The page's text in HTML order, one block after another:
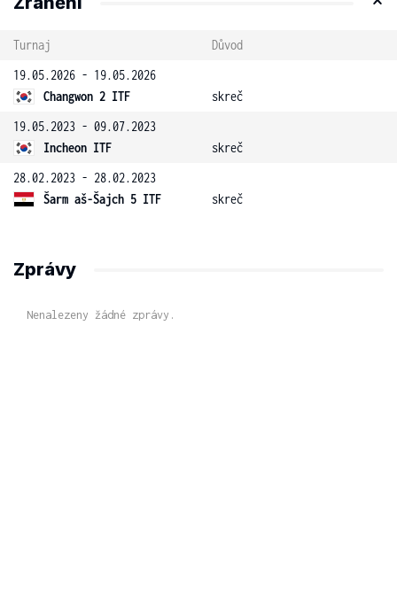
Turnaj
Důvod
19.05.2026 - 19.05.2026
Changwon 2 ITF
skreč
19.05.2023 - 09.07.2023
Incheon ITF
skreč
28.02.2023 - 28.02.2023
Šarm aš-Šajch 5 ITF
skreč
Zprávy
Nenalezeny žádné zprávy.